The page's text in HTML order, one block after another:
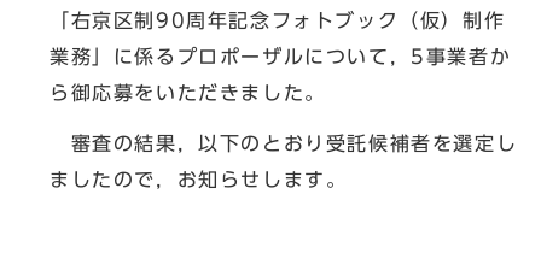
「右京区制90周年記念フォトブック（仮）制作
業務」に係るプロポーザルについて，5事業者か
ら御応募をいただきました。
審査の結果，以下のとおり受託候補者を選定し
ましたので，お知らせします。